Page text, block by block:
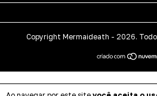
Copyright Mermaideath - 2026.